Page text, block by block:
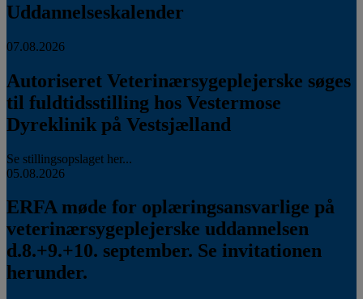
Uddannelseskalender
07.08.2026
Autoriseret Veterinærsygeplejerske søges
til fuldtidsstilling hos Vestermose
Dyreklinik på Vestsjælland
Se stillingsopslaget her...
05.08.2026
ERFA møde for oplæringsansvarlige på
veterinærsygeplejerske uddannelsen
d.8.+9.+10. september. Se invitationen
herunder.